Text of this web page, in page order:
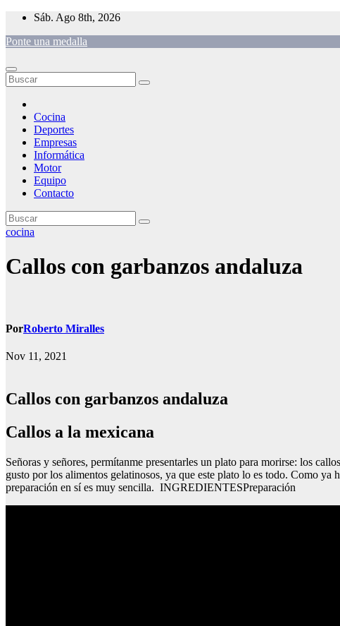
Saltar
contenido
Sáb. Ago 8th, 2026
Ponte una medalla
Cocina
Deportes
Empresas
Informática
Motor
Equipo
Contacto
cocina
Callos con garbanzos andaluza
PorRoberto Miralles
Nov 11, 2021
Callos con garbanzos andaluza
Callos a la mexicana
Señoras y señores, permítanme presentarles un plato para morirse: los
gusto por los alimentos gelatinosos, ya que este plato lo es todo. Como
preparación en sí es muy sencilla. INGREDIENTESPreparación